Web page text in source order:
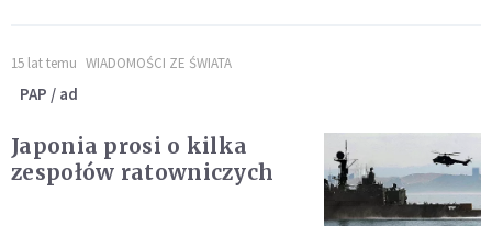
15 lat temu WIADOMOŚCI ZE ŚWIATA
PAP / ad
Japonia prosi o kilka
zespołów ratowniczych